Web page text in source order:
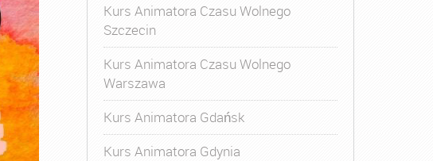
Kurs Animatora Czasu Wolnego
Szczecin
Kurs Animatora Czasu Wolnego
Warszawa
Kurs Animatora Gdańsk
Kurs Animatora Gdynia